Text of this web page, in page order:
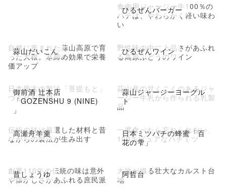
ひるぜんバーガー
食肉用ジャージー牛100％の
パテは、やわらかく軽い味わ
い
蒜山だいこん
自然に恵まれた蒜山高原で育
った大根。寒締め効果で栄養
価アップ
ひるぜんワイン
野性味の中に上品さがあふれ
る高原ぶどうのワイン
御前酒 辻本店
「GOZENSHU 9 (NINE)
」
日本最古の製法「菩提もと」
づくりを採用
蒜山ジャージーヨーグル
ト
蒜山産の甘くこくのあるジャ
ージー牛乳から作られる乳製
品
高瀬舟羊羹
伝統の味は厳選した材料と昔
ながらの製法が生み出す
日本ミツバチの蜂蜜「百
花の雫」
一度食べたら忘れられない、
100％ピュアなハチミツ
昔しょうゆ
創業110年の伝統の味は意外
や懐かしさがあふれる庶民派
阿哲台
大地が織る壮大なカルスト台
地